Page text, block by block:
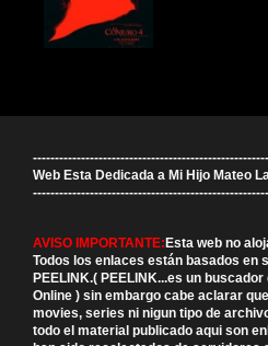
Web Esta Dedicada a Mi Hijo Mateo
AVISO IMPORTANTE:Esta web no
Todos los enlaces están basados en
PEELINK.( PEELINK...es un
Online ) sin embargo cabe aclarar
movies, series ni nigun tipo de
todo el material publicado aqui son